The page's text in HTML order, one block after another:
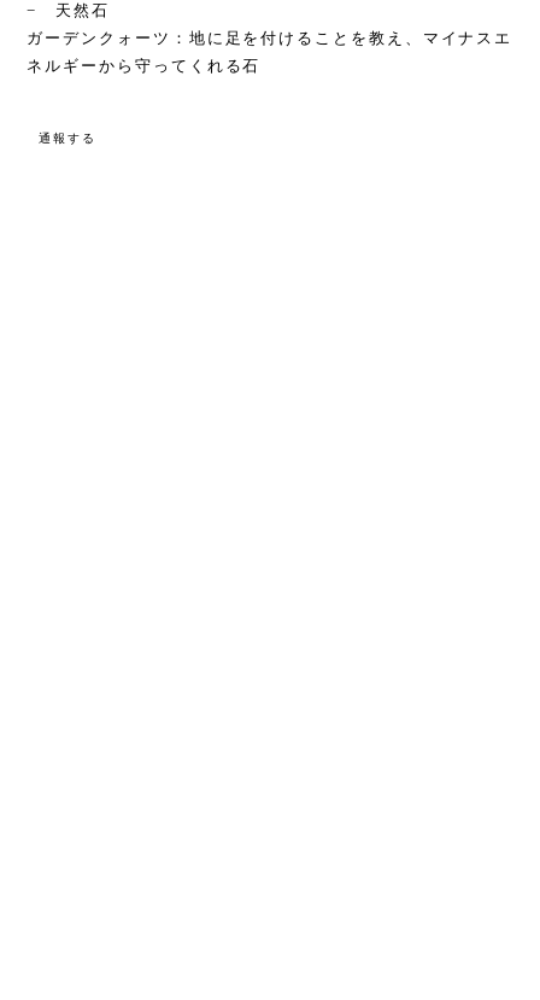
− 天然石
ガーデンクォーツ：地に足を付けることを教え、マイナスエ
ネルギーから守ってくれる石
通報する